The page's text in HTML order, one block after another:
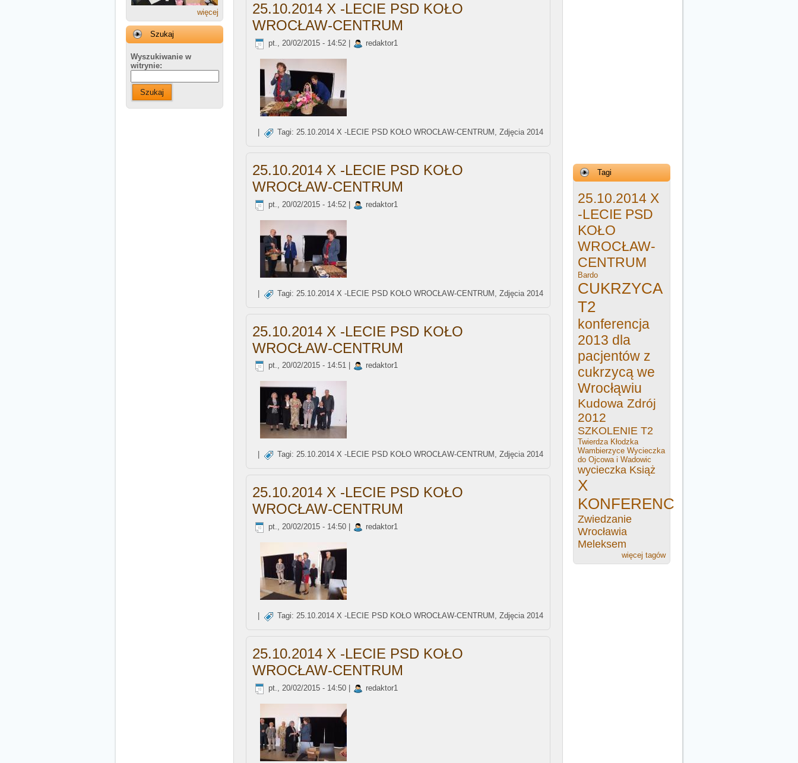
więcej
Szukaj
Wyszukiwanie w
witrynie:
Szukaj
25.10.2014 X -LECIE PSD KOŁO
WROCŁAW-CENTRUM
pt., 20/02/2015 - 14:52 | redaktor1
Tagi: 25.10.2014 X -LECIE PSD KOŁO WROCŁAW-CENTRUM , Zdjęcia 2014
25.10.2014 X -LECIE PSD KOŁO
WROCŁAW-CENTRUM
pt., 20/02/2015 - 14:52 | redaktor1
Tagi: 25.10.2014 X -LECIE PSD KOŁO WROCŁAW-CENTRUM , Zdjęcia 2014
25.10.2014 X -LECIE PSD KOŁO
WROCŁAW-CENTRUM
pt., 20/02/2015 - 14:51 | redaktor1
Tagi: 25.10.2014 X -LECIE PSD KOŁO WROCŁAW-CENTRUM , Zdjęcia 2014
25.10.2014 X -LECIE PSD KOŁO
WROCŁAW-CENTRUM
pt., 20/02/2015 - 14:50 | redaktor1
Tagi: 25.10.2014 X -LECIE PSD KOŁO WROCŁAW-CENTRUM , Zdjęcia 2014
25.10.2014 X -LECIE PSD KOŁO
WROCŁAW-CENTRUM
pt., 20/02/2015 - 14:50 | redaktor1
Tagi
25.10.2014 X
-LECIE PSD
KOŁO
WROCŁAW-
CENTRUM
Bardo
CUKRZYCA
T2
konferencja
2013 dla
pacjentów z
cukrzycą we
Wrocłąwiu
Kudowa Zdrój
2012
SZKOLENIE T2
Twierdza Kłodzka
Wambierzyce Wycieczka
do Ojcowa i Wadowic
wycieczka Książ
X
KONFERENCJA
Zwiedzanie
Wrocławia
Meleksem
więcej tagów